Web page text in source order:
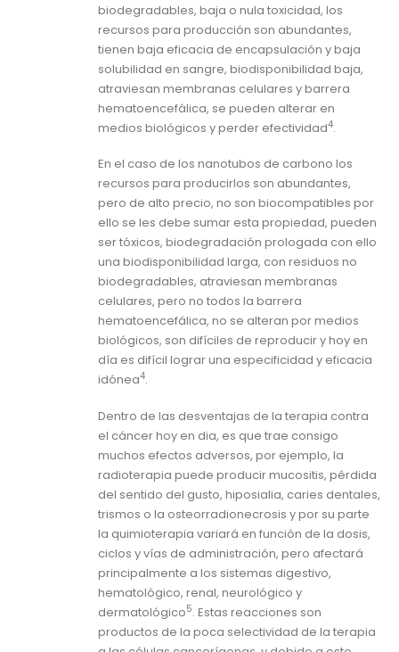
biodegradables, baja o nula toxicidad, los
recursos para producción son abundantes,
tienen baja eficacia de encapsulación y baja
solubilidad en sangre, biodisponibilidad baja,
atraviesan membranas celulares y barrera
hematoencefálica, se pueden alterar en
medios biológicos y perder efectividad4.
En el caso de los nanotubos de carbono los
recursos para producirlos son abundantes,
pero de alto precio, no son biocompatibles por
ello se les debe sumar esta propiedad, pueden
ser tóxicos, biodegradación prologada con ello
una biodisponibilidad larga, con residuos no
biodegradables, atraviesan membranas
celulares, pero no todos la barrera
hematoencefálica, no se alteran por medios
biológicos, son difíciles de reproducir y hoy en
día es difícil lograr una especificidad y eficacia
idónea4.
Dentro de las desventajas de la terapia contra
el cáncer hoy en dia, es que trae consigo
muchos efectos adversos, por ejemplo, la
radioterapia puede producir mucositis, pérdida
del sentido del gusto, hiposialia, caries dentales,
trismos o la osteorradionecrosis y por su parte
la quimioterapia variará en función de la dosis,
ciclos y vías de administración, pero afectará
principalmente a los sistemas digestivo,
hematológico, renal, neurológico y
dermatológico5. Estas reacciones son
productos de la poca selectividad de la terapia